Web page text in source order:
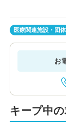
医療関連施設・団体
お
キープ中の